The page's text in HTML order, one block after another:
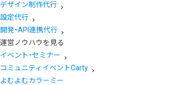
デザイン制作代行
設定代行
開発・API連携代行
運営ノウハウを見る
イベント・セミナー
コミュニティイベントCarty
よむよむカラーミー